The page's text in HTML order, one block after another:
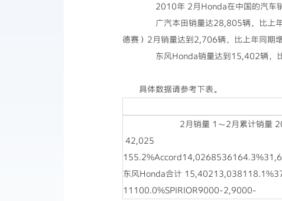
2010年 2月Honda在中国的汽车销
广汽本田销量达28,805辆，比上年
德赛）2月销量达到2,706辆，比上年同期
东风Honda销量达到15,402辆，比
具体数据请参考下表。
2月销量 1～2月累计销量 2010年
42,025
东风Honda合计
11100.0%SPIRIOR9000-2,9000-